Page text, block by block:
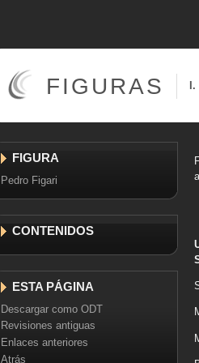
FIGURAS
FIGURA
Pedro Figari
CONTENIDOS
ESTA PÁGINA
Descargar como ODT
Revisiones antiguas
Enlaces anteriores
Atrás